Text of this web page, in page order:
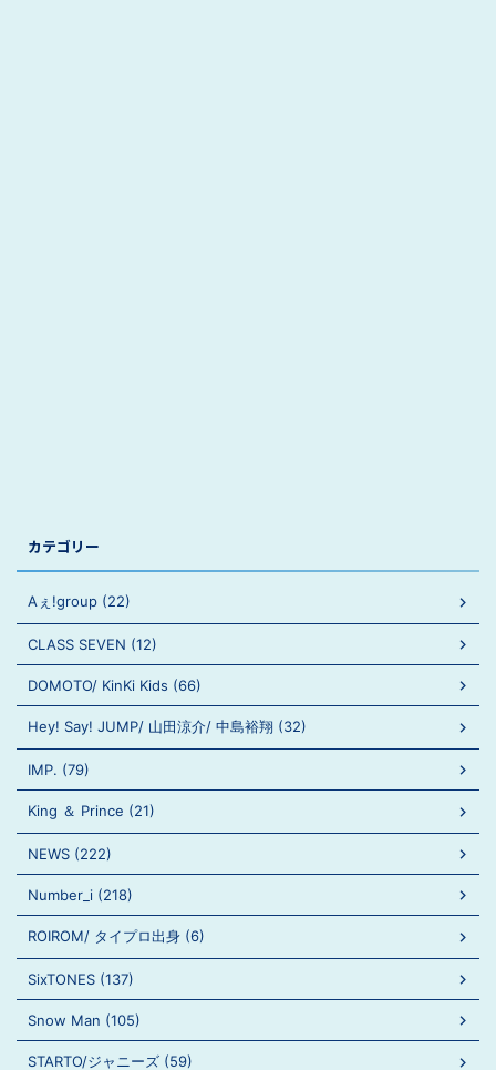
カテゴリー
Aぇ!group (22)
CLASS SEVEN (12)
DOMOTO/ KinKi Kids (66)
Hey! Say! JUMP/ 山田涼介/ 中島裕翔 (32)
IMP. (79)
King ＆ Prince (21)
NEWS (222)
Number_i (218)
ROIROM/ タイプロ出身 (6)
SixTONES (137)
Snow Man (105)
STARTO/ジャニーズ (59)